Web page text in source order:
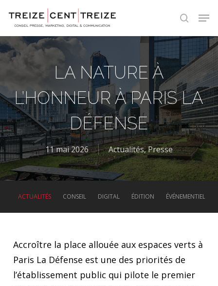
content
search
LA NATURE À
L’HONNEUR À PARIS LA
DÉFENSE
11 mai 2026 Actualités,Presse
ACTUALITÉS CONSEIL DIGITAL ÉDITION ÉVÉNEMENTIEL
Accroître la place allouée aux espaces verts à
Paris La Défense est une des priorités de
l’établissement public qui pilote le premier